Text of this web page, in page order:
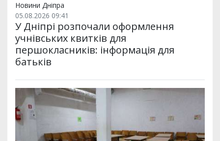
Новини Дніпра
05.08.2026 09:41
У Дніпрі розпочали оформлення
учнівських квитків для
першокласників: інформація для
батьків